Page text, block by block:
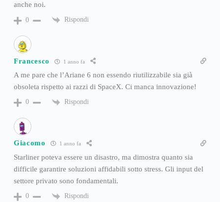
anche noi.
0 Rispondi
Francesco 1 anno fa
A me pare che l’Ariane 6 non essendo riutilizzabile sia già
obsoleta rispetto ai razzi di SpaceX. Ci manca innovazione!
0 Rispondi
Giacomo 1 anno fa
Starliner poteva essere un disastro, ma dimostra quanto sia
difficile garantire soluzioni affidabili sotto stress. Gli input del
settore privato sono fondamentali.
0 Rispondi